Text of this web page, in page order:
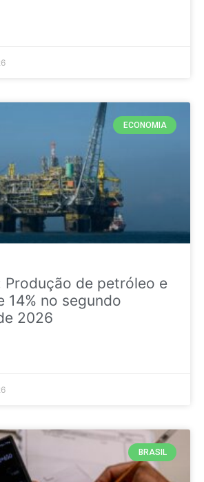
ECONOMIA
Produção de petróleo e
14% no segundo
2026
BRASIL